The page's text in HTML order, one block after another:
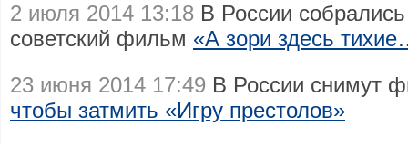
2 июля 2014 13:18 В России
советский фильм «А зори здесь
23 июня 2014 17:49 В России снимут
чтобы затмить «Игру престолов»